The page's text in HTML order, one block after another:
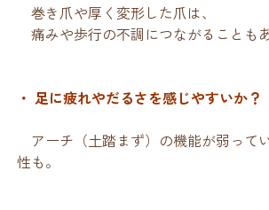
巻き爪や厚く変形した爪は、
痛みや歩行の不調につながることも
・ 足に疲れやだるさを感じやすいか？
アーチ（土踏まず）の機能が弱って
性も。